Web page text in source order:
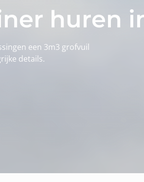
huren
een 3m3 grofvuil
details.